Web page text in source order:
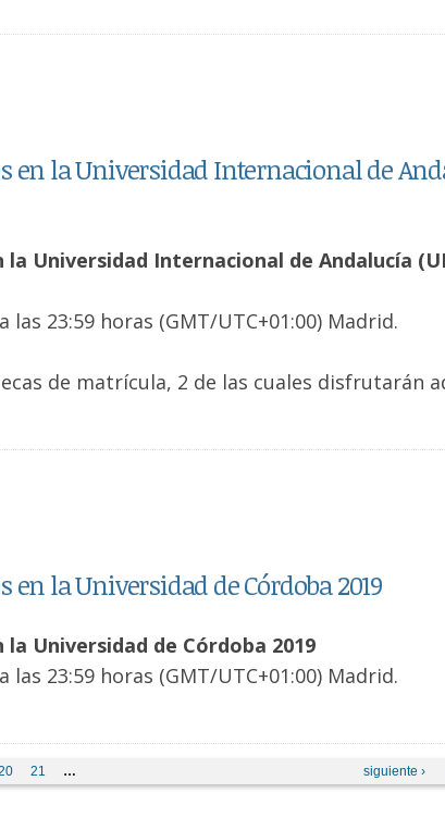
en la Universidad Internacional de
Universidad Internacional de Andalucía
las 23:59 horas (GMT/UTC+01:00) Madrid.
de matrícula, 2 de las cuales disfrutarán
la Universidad de Córdoba 2019
Universidad de Córdoba 2019
las 23:59 horas (GMT/UTC+01:00) Madrid.
21 … siguiente ›